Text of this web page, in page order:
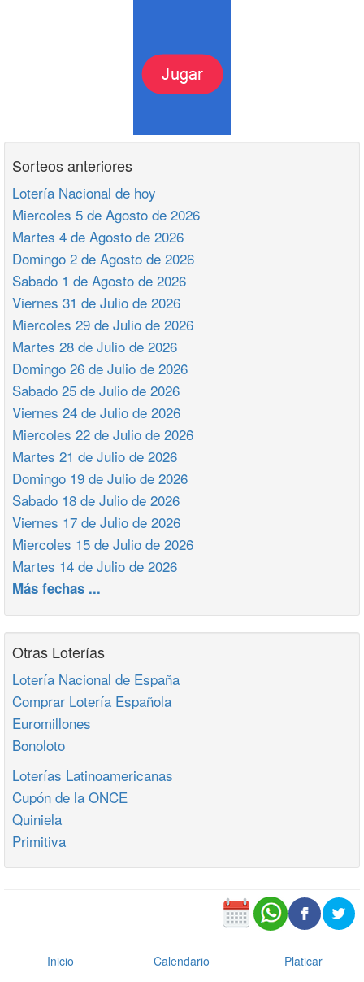
Sorteos anteriores
Lotería Nacional de hoy
Miercoles 5 de Agosto de 2026
Martes 4 de Agosto de 2026
Domingo 2 de Agosto de 2026
Sabado 1 de Agosto de 2026
Viernes 31 de Julio de 2026
Miercoles 29 de Julio de 2026
Martes 28 de Julio de 2026
Domingo 26 de Julio de 2026
Sabado 25 de Julio de 2026
Viernes 24 de Julio de 2026
Miercoles 22 de Julio de 2026
Martes 21 de Julio de 2026
Domingo 19 de Julio de 2026
Sabado 18 de Julio de 2026
Viernes 17 de Julio de 2026
Miercoles 15 de Julio de 2026
Martes 14 de Julio de 2026
Más fechas ...
Otras Loterías
Lotería Nacional de España
Comprar Lotería Española
Euromillones
Bonoloto
Loterías Latinoamericanas
Cupón de la ONCE
Quiniela
Primitiva
Inicio Calendario Platicar